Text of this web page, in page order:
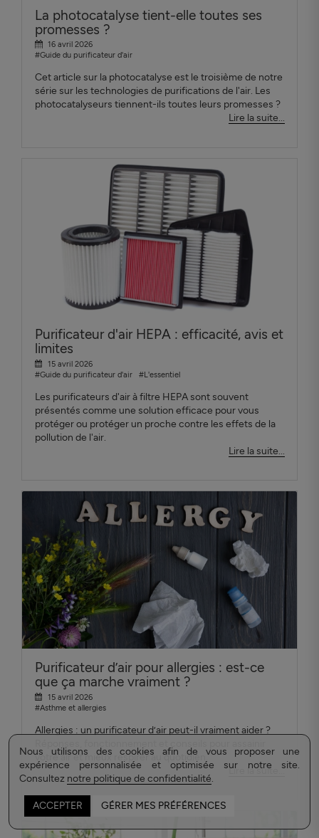
Nous utilisons des cookies afin de vous proposer une
expérience personnalisée et optimisée sur notre site.
Consultez notre politique de confidentialité.
ACCEPTER GÉRER MES PRÉFÉRENCES
La photocatalyse tient-elle toutes ses
promesses ?
16 avril 2026
#Guide du purificateur d'air
Cet article sur la photocatalyse est le troisième de notre
série sur les technologies de purifications de l'air. Les
photocatalyseurs tiennent-ils toutes leurs promesses ?
Lire la suite...
Purificateur d'air HEPA : efficacité, avis et
limites
15 avril 2026
#Guide du purificateur d'air
#L'essentiel
Les purificateurs d'air à filtre HEPA sont souvent
présentés comme une solution efficace pour vous
protéger ou protéger un proche contre les effets de la
pollution de l'air.
Lire la suite...
Purificateur d’air pour allergies : est-ce
que ça marche vraiment ?
15 avril 2026
#Asthme et allergies
Allergies : un purificateur d’air peut-il vraiment aider ?
votre air et mieux respirer au quotidien.
Lire la suite...